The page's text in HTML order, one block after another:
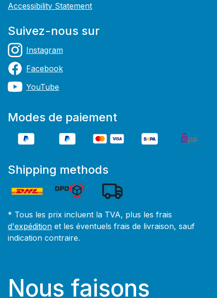
Accessibility Statement
Suivez-nous sur
Instagram
Facebook
YouTube
Modes de paiement
Shipping methods
* Tous les prix incluent la TVA, plus les frais
d'expédition et les éventuels frais de livraison, sauf
indication contraire.
Nous faisons